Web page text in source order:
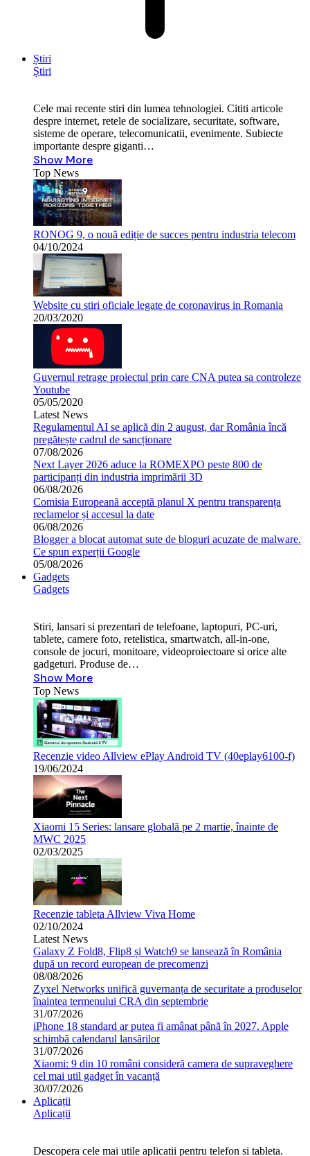
Știri
Știri
Cele mai recente stiri din lumea tehnologiei. Cititi articole
despre internet, retele de socializare, securitate, software,
sisteme de operare, telecomunicatii, evenimente. Subiecte
importante despre giganti…
Show More
Top News
RONOG 9, o nouă ediție de succes pentru industria telecom
04/10/2024
Website cu stiri oficiale legate de coronavirus in Romania
20/03/2020
Guvernul retrage proiectul prin care CNA putea sa controleze
Youtube
05/05/2020
Latest News
Regulamentul AI se aplică din 2 august, dar România încă
pregătește cadrul de sancționare
07/08/2026
Next Layer 2026 aduce la ROMEXPO peste 800 de
participanți din industria imprimării 3D
06/08/2026
Comisia Europeană acceptă planul X pentru transparența
reclamelor și accesul la date
06/08/2026
Blogger a blocat automat sute de bloguri acuzate de malware.
Ce spun experții Google
05/08/2026
Gadgets
Gadgets
Stiri, lansari si prezentari de telefoane, laptopuri, PC-uri,
tablete, camere foto, retelistica, smartwatch, all-in-one,
console de jocuri, monitoare, videoproiectoare si orice alte
gadgeturi. Produse de…
Show More
Top News
Recenzie video Allview ePlay Android TV (40eplay6100-f)
19/06/2024
Xiaomi 15 Series: lansare globală pe 2 martie, înainte de
MWC 2025
02/03/2025
Recenzie tableta Allview Viva Home
02/10/2024
Latest News
Galaxy Z Fold8, Flip8 și Watch9 se lansează în România
după un record european de precomenzi
08/08/2026
Zyxel Networks unifică guvernanța de securitate a produselor
înaintea termenului CRA din septembrie
31/07/2026
iPhone 18 standard ar putea fi amânat până în 2027. Apple
schimbă calendarul lansărilor
31/07/2026
Xiaomi: 9 din 10 români consideră camera de supraveghere
cel mai util gadget în vacanță
30/07/2026
Aplicații
Aplicații
Descopera cele mai utile aplicatii pentru telefon si tableta.